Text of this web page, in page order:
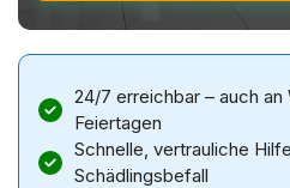
24/7 erreichbar – auch an
Feiertagen
Schnelle, vertrauliche
Schädlingsbefall